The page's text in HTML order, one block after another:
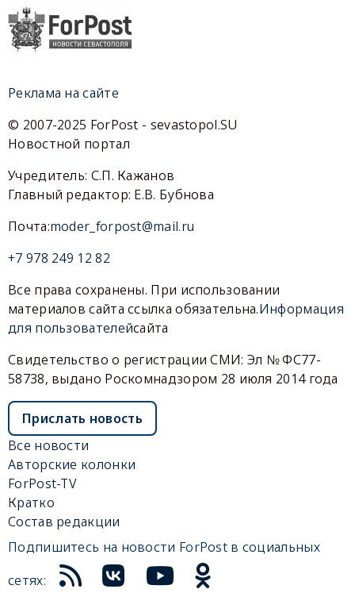
Реклама на сайте
© 2007-2025 ForPost - sevastopol.SU
Новостной портал
Учредитель: С.П. Кажанов
Главный редактор: Е.В. Бубнова
Почта:moder_forpost@mail.ru
+7 978 249 12 82
Все права сохранены. При использовании
материалов сайта ссылка обязательна.Информация
для пользователейсайта
Свидетельство о регистрации СМИ: Эл № ФС77-
58738, выдано Роскомнадзором 28 июля 2014 года
Прислать новость
Все новости
Авторские колонки
ForPost-TV
Кратко
Состав редакции
Подпишитесь на новости ForPost в социальных
сетях: